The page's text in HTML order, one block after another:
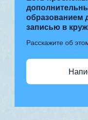
образованием
записью в
Расскажите об